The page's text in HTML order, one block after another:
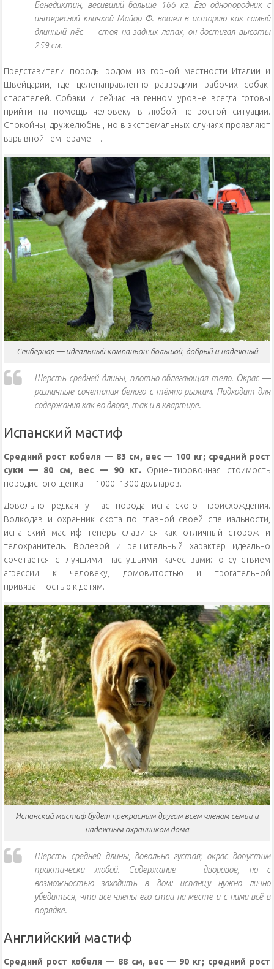
Бенедиктин, весивший больше 166 кг. Его однопородник с
интересной кличкой Майор Ф. вошёл в историю как самый
длинный пёс — стоя на задних лапах, он достигал высоты
259 см.
Представители породы родом из горной местности Италии и
Швейцарии, где целенаправленно разводили рабочих собак-
спасателей. Собаки и сейчас на генном уровне всегда готовы
прийти на помощь человеку в любой непростой ситуации.
Спокойны, дружелюбны, но в экстремальных случаях проявляют
взрывной темперамент.
Сенбернар — идеальный компаньон: большой, добрый и надёжный
Шерсть средней длины, плотно облегающая тело. Окрас —
различные сочетания белого с тёмно-рыжим. Подходит для
содержания как во дворе, так и в квартире.
Испанский мастиф
Средний рост кобеля — 83 см, вес — 100 кг; средний рост
суки — 80 см, вес — 90 кг. Ориентировочная стоимость
породистого щенка — 1000–1300 долларов.
Довольно редкая у нас порода испанского происхождения.
Волкодав и охранник скота по главной своей специальности,
испанский мастиф теперь славится как отличный сторож и
телохранитель. Волевой и решительный характер идеально
сочетается с лучшими пастушьими качествами: отсутствием
агрессии к человеку, домовитостью и трогательной
привязанностью к детям.
Испанский мастиф будет прекрасным другом всем членам семьи и
надежным охранником дома
Шерсть средней длины, довольно густая; окрас допустим
практически любой. Содержание — дворовое, но с
возможностью заходить в дом: испанцу нужно лично
убедиться, что все члены его стаи на месте и с ними всё в
порядке.
Английский мастиф
Средний рост кобеля — 88 см, вес — 90 кг; средний рост